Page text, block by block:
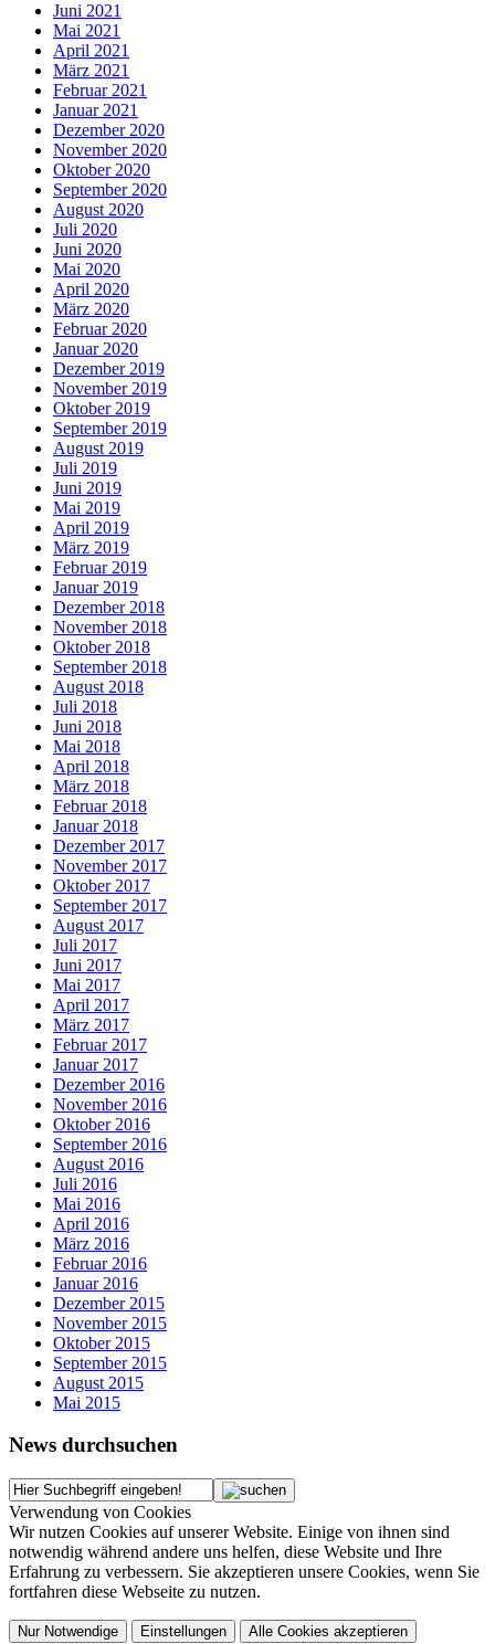
Juni 2021
Mai 2021
April 2021
März 2021
Februar 2021
Januar 2021
Dezember 2020
November 2020
Oktober 2020
September 2020
August 2020
Juli 2020
Juni 2020
Mai 2020
April 2020
März 2020
Februar 2020
Januar 2020
Dezember 2019
November 2019
Oktober 2019
September 2019
August 2019
Juli 2019
Juni 2019
Mai 2019
April 2019
März 2019
Februar 2019
Januar 2019
Dezember 2018
November 2018
Oktober 2018
September 2018
August 2018
Juli 2018
Juni 2018
Mai 2018
April 2018
März 2018
Februar 2018
Januar 2018
Dezember 2017
November 2017
Oktober 2017
September 2017
August 2017
Juli 2017
Juni 2017
Mai 2017
April 2017
März 2017
Februar 2017
Januar 2017
Dezember 2016
November 2016
Oktober 2016
September 2016
August 2016
Juli 2016
Mai 2016
April 2016
März 2016
Februar 2016
Januar 2016
Dezember 2015
November 2015
Oktober 2015
September 2015
August 2015
Mai 2015
News durchsuchen
Verwendung von Cookies
Wir nutzen Cookies auf unserer Website. Einige von ihnen sind
notwendig während andere uns helfen, diese Website und Ihre
Erfahrung zu verbessern. Sie akzeptieren unsere Cookies, wenn Sie
fortfahren diese Webseite zu nutzen.
Nur Notwendige Einstellungen Alle Cookies akzeptieren